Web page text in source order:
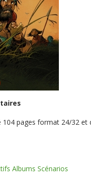
pages format 24/32 et
Albums Scénarios